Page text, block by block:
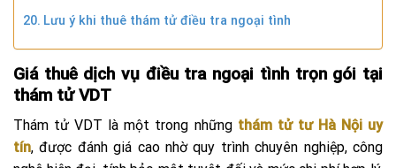
Lưu ý khi thuê thám tử điều tra ngoại tình
Giá thuê dịch vụ điều tra ngoại tình trọn gói tại
thám tử VDT
Thám tử VDT là một trong những thám tử tư Hà Nội uy
tín, được đánh giá cao nhờ quy trình chuyên nghiệp, công